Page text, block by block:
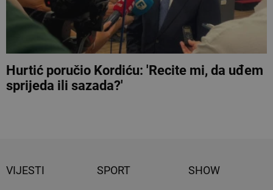
Hurtić poručio Kordiću: 'Recite mi, da uđem
sprijeda ili sazada?'
VIJESTI SPORT SHOW